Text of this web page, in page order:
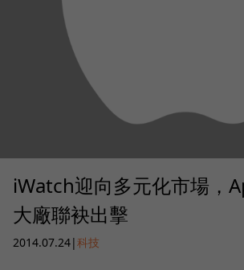
iWatch迎向多元化市場，
大廠聯袂出擊
2014.07.24|科技